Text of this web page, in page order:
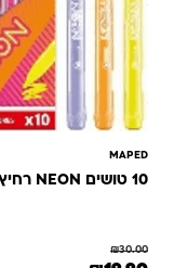
MAPED
10 טושים NEON רחיץ -מאפד
₪30.00